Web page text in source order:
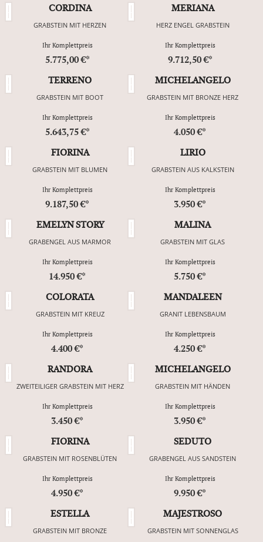
CORDINA
GRABSTEIN MIT HERZEN
Ihr Komplettpreis
5.775,00 €*
MERIANA
HERZ ENGEL GRABSTEIN
Ihr Komplettpreis
9.712,50 €*
TERRENO
GRABSTEIN MIT BOOT
Ihr Komplettpreis
5.643,75 €*
MICHELANGELO
GRABSTEIN MIT BRONZE HERZ
Ihr Komplettpreis
4.050 €*
FIORINA
GRABSTEIN MIT BLUMEN
Ihr Komplettpreis
9.187,50 €*
LIRIO
GRABSTEIN AUS KALKSTEIN
Ihr Komplettpreis
3.950 €*
EMELYN STORY
GRABENGEL AUS MARMOR
Ihr Komplettpreis
14.950 €*
MALINA
GRABSTEIN MIT GLAS
Ihr Komplettpreis
5.750 €*
COLORATA
GRABSTEIN MIT KREUZ
Ihr Komplettpreis
4.400 €*
MANDALEEN
GRANIT LEBENSBAUM
Ihr Komplettpreis
4.250 €*
RANDORA
ZWEITEILIGER GRABSTEIN MIT HERZ
Ihr Komplettpreis
3.450 €*
MICHELANGELO
GRABSTEIN MIT HÄNDEN
Ihr Komplettpreis
3.950 €*
FIORINA
GRABSTEIN MIT ROSENBLÜTEN
Ihr Komplettpreis
4.950 €*
SEDUTO
GRABENGEL AUS SANDSTEIN
Ihr Komplettpreis
9.950 €*
ESTELLA
GRABSTEIN MIT BRONZE
MAJESTROSO
GRABSTEIN MIT SONNENGLAS